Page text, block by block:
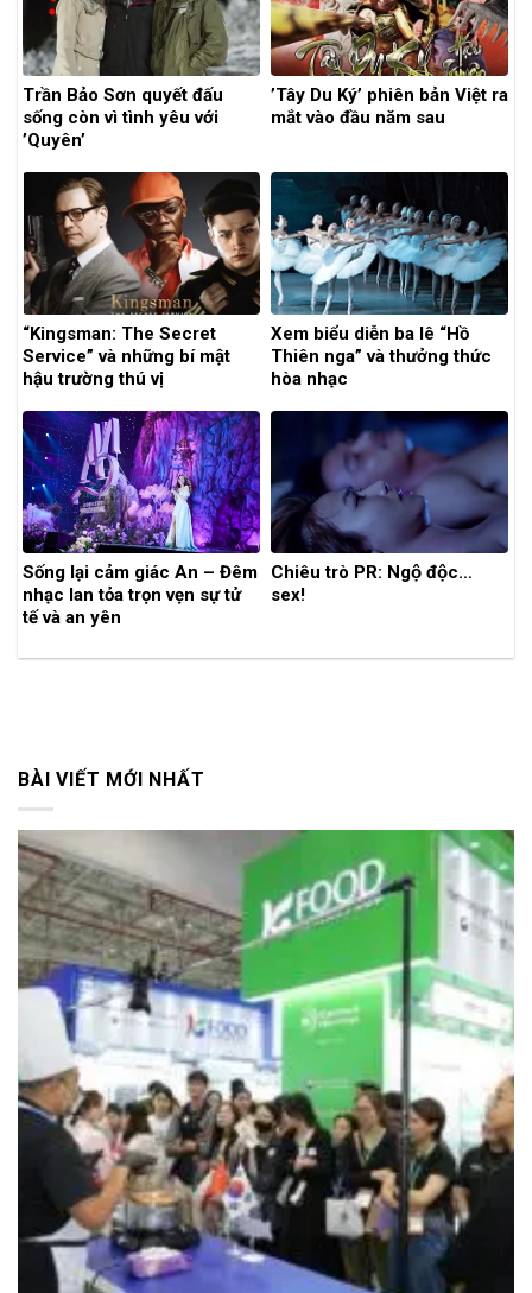
Trần Bảo Sơn quyết đấu
sống còn vì tình yêu với
’Quyên’
’Tây Du Ký’ phiên bản Việt ra
mắt vào đầu năm sau
“Kingsman: The Secret
Service” và những bí mật
hậu trường thú vị
Xem biểu diễn ba lê “Hồ
Thiên nga” và thưởng thức
hòa nhạc
Sống lại cảm giác An – Đêm
nhạc lan tỏa trọn vẹn sự tử
tế và an yên
Chiêu trò PR: Ngộ độc…
sex!
BÀI VIẾT MỚI NHẤT